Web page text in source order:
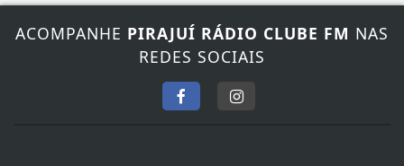
ACOMPANHEPIRAJUÍ RÁDIO CLUBE FMNAS
REDES SOCIAIS